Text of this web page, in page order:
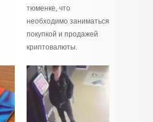
тюменке, что
необходимо заниматься
покупкой и продажей
криптовалюты.